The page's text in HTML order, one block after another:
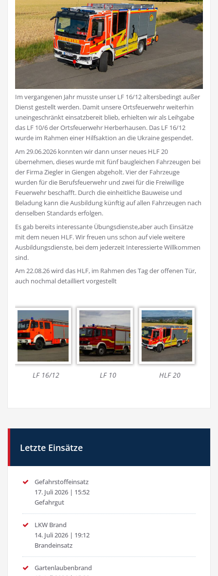
Im vergangenen Jahr musste unser LF 16/12 altersbedingt außer
Dienst gestellt werden. Damit unsere Ortsfeuerwehr weiterhin
uneingeschränkt einsatzbereit blieb, erhielten wir als Leihgabe
das LF 10/6 der Ortsfeuerwehr Herberhausen. Das LF 16/12
wurde im Rahmen einer Hilfsaktion an die Ukraine gespendet.
Am 29.06.2026 konnten wir dann unser neues HLF 20
übernehmen, dieses wurde mit fünf baugleichen Fahrzeugen bei
der Firma Ziegler in Giengen abgeholt. Vier der Fahrzeuge
wurden für die Berufsfeuerwehr und zwei für die Freiwillige
Feuerwehr beschafft. Durch die einheitliche Bauweise und
Beladung kann die Ausbildung künftig auf allen Fahrzeugen nach
denselben Standards erfolgen.
Es gab bereits interessante Übungsdienste,aber auch Einsätze
mit dem neuen HLF. Wir freuen uns schon auf viele weitere
Ausbildungsdienste, bei dem jederzeit Interessierte Willkommen
sind.
Am 22.08.26 wird das HLF, im Rahmen des Tag der offenen Tür,
auch nochmal detailliert vorgestellt
LF 16/12 LF 10 HLF 20
Letzte Einsätze
Gefahrstoffeinsatz
17. Juli 2026 | 15:52
Gefahrgut
LKW Brand
14. Juli 2026 | 19:12
Brandeinsatz
Gartenlaubenbrand